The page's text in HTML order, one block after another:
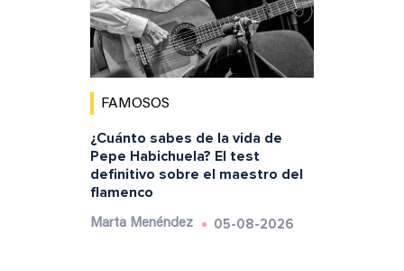
FAMOSOS
¿Cuánto sabes de la vida de
Pepe Habichuela? El test
definitivo sobre el maestro del
flamenco
Marta Menéndez 05-08-2026